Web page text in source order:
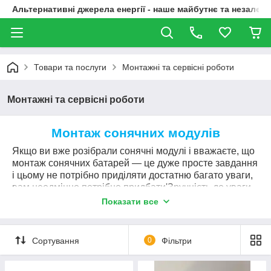
Альтернативні джерела енергії - наше майбутнє та
Товари та послуги Монтажні та сервісні роботи
Монтажні та сервісні роботи
Монтаж сонячних модулів
Якщо ви вже розібрали сонячні модулі і вважаєте, що
монтаж сонячних батарей — це дуже просте завдання
і цьому не потрібно приділяти достатню багато уваги,
вам неодмінно потрібно придбати'Зручність до уваги
великої уваги і акуратності. Для того, щоб
фотоелектричні системи функціонували, оскільки
треба, важливо продумати та змонтувати по-
Показати все
Сортування 0 Фільтри